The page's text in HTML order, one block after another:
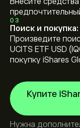
03
Поиск и покупка:
Произведите
UCITS ETF USD
покупку iShares
Купите
Нужна